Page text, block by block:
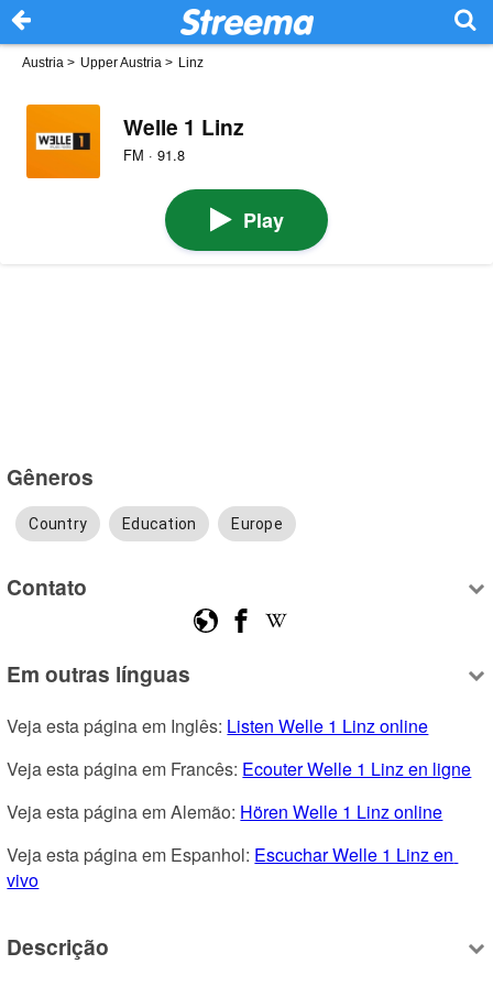
Austria > Upper Austria > Linz
Welle 1 Linz
FM · 91.8
Play
Gêneros
Country Education Europe
Contato
Em outras línguas
Veja esta página em Inglês: Listen Welle 1 Linz online
Veja esta página em Francês: Ecouter Welle 1 Linz en ligne
Veja esta página em Alemão: Hören Welle 1 Linz online
Veja esta página em Espanhol: Escuchar Welle 1 Linz en
vivo
Descrição